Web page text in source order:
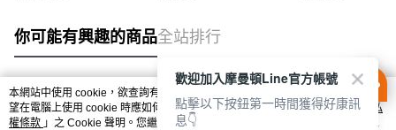
你可能有興趣的商品全站排行
熱門標籤
本網站中使用 cookie，欲查詢有關本網站使用 cookie 方式之詳情，及若您不希
望在電腦上使用 cookie 時應如何變更電腦的 cookie 設定，請參閱本網站「
隱私
權條款 」之 Cookie 聲明。您繼續使用本網站即表示您同意本公司得按本網站使
歡迎加入摩曼頓Line官方帳號
點擊以下按鈕第一時間獲得好康訊
息👇